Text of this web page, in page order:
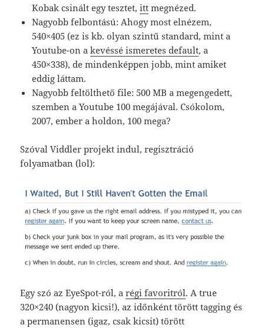
Kobak csinált egy tesztet,itt megnézed.
Nagyobb felbontású: Ahogy most elnézem,
540×405 (ez is kb. olyan szintű standard, mint a
Youtube-on akevéssé ismeretes default, a
450×338), de mindenképpen jobb, mint amiket
eddig láttam.
Nagyobb feltölthető file: 500 MB a megengedett,
szemben a Youtube 100 megájával. Csókolom,
2007, ember a holdon, 100 mega?
Szóval Viddler projekt indul, regisztráció
folyamatban (lol):
Egy szó az EyeSpot-ról, arégi favoritról. A true
320×240 (nagyon kicsi!), az időnként törött tagging és
a permanensen (igaz, csak kicsit) törött